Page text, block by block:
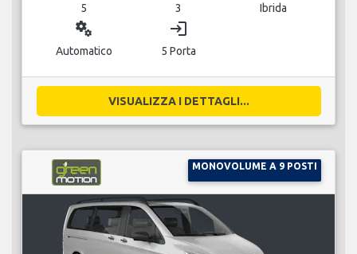
5 3 Ibrida
miscellaneous_services
Automatico
login
5 Porta
VISUALIZZA I DETTAGLI...
MONOVOLUME A 9 POSTI